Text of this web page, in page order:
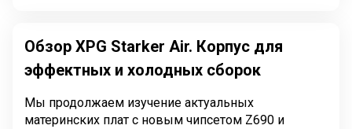
Обзор XPG Starker Air. Корпус для
эффектных и холодных сборок
Мы продолжаем изучение актуальных
материнских плат с новым чипсетом Z690 и